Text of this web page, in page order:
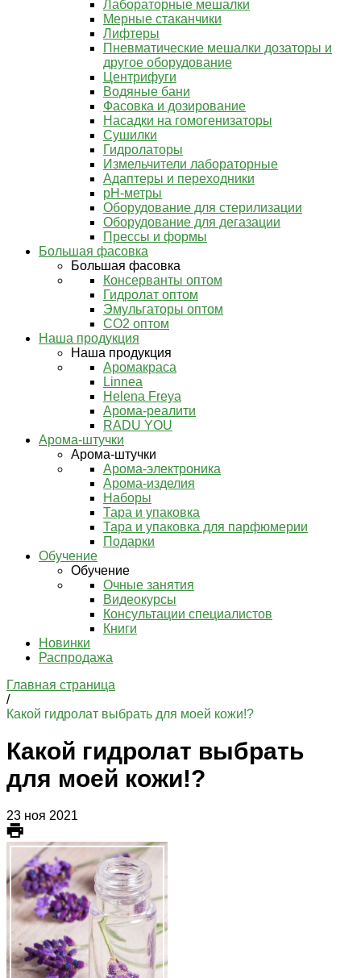
Лабораторные мешалки
Мерные стаканчики
Лифтеры
Пневматические мешалки дозаторы и
другое оборудование
Центрифуги
Водяные бани
Фасовка и дозирование
Насадки на гомогенизаторы
Сушилки
Гидролаторы
Измельчители лабораторные
Адаптеры и переходники
pH-метры
Оборудование для стерилизации
Оборудование для дегазации
Прессы и формы
Большая фасовка
Большая фасовка
Консерванты оптом
Гидролат оптом
Эмульгаторы оптом
СО2 оптом
Наша продукция
Наша продукция
Аромакраса
Linnea
Helena Freya
Арома-реалити
RADU YOU
Арома-штучки
Арома-штучки
Арома-электроника
Арома-изделия
Наборы
Тара и упаковка
Тара и упаковка для парфюмерии
Подарки
Обучение
Обучение
Очные занятия
Видеокурсы
Консультации специалистов
Книги
Новинки
Распродажа
Главная страница
/
Какой гидролат выбрать для моей кожи!?
Какой гидролат выбрать
для моей кожи!?
23 ноя 2021